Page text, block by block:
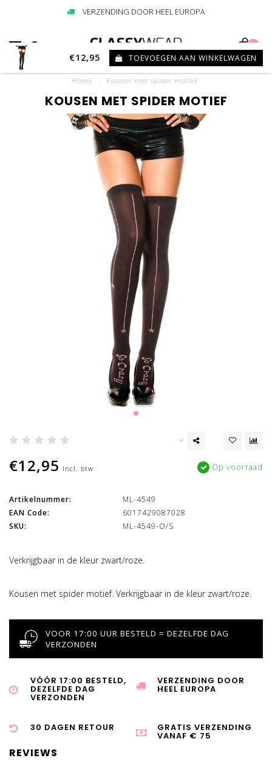
VERZENDING DOOR HEEL EUROPA
Home Kousen met spider motief
€12,95 TOEVOEGEN AAN WINKELWAGEN
KOUSEN MET SPIDER MOTIEF
€12,95 Incl. btw Op voorraad
Artikelnummer:
ML-4549
EAN Code:
6017429087028
SKU:
ML-4549-O/S
Verkrijgbaar in de kleur zwart/roze.
Kousen met spider motief. Verkrijgbaar in de kleur zwart/roze.
VOOR 17:00 UUR BESTELD = DEZELFDE DAG
VERZONDEN
VÓÓR 17:00 BESTELD,
DEZELFDE DAG
VERZONDEN
VERZENDING DOOR
HEEL EUROPA
30 DAGEN RETOUR GRATIS VERZENDING
VANAF € 75
REVIEWS